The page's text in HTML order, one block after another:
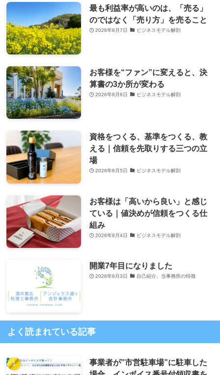
最も利益率が高いのは、「売る」
のではなく「売り方」を売ること
2026年8月7日 ビジネスモデル解剖
お客様を“ファン”に変えると、決
算書の3か所が変わる
2026年8月6日 ビジネスモデル解剖
資格をつくる、基準をつくる、教
える｜信頼を先取りする三つの立
場
2026年8月5日 ビジネスモデル解剖
お客様は「高いから良い」と感じ
ている｜値決めが信頼をつくる仕
組み
2026年8月4日 ビジネスモデル解剖
開業7年目になりました
2026年8月3日 自己紹介、当事務所の特徴
よく読まれている記事
事業者が”市営駐車場”に駐車した